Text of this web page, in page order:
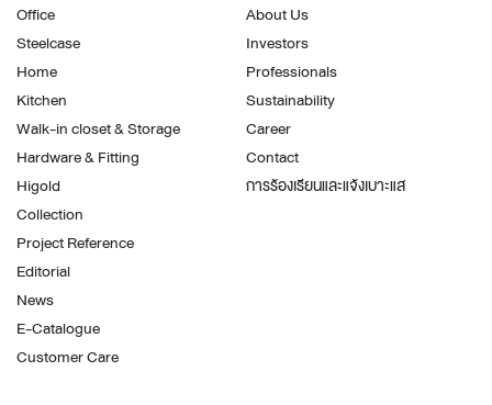
Office
Steelcase
Home
Kitchen
Walk-in closet & Storage
Hardware & Fitting
Higold
Collection
Project Reference
Editorial
News
E-Catalogue
Customer Care
About Us
Investors
Professionals
Sustainability
Career
Contact
การร้องเรียนและแจ้งเบาะแส